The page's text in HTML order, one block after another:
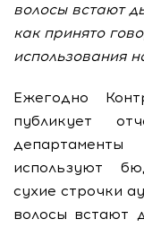
волосы встают
как принято
использования
Ежегодно
публикует
используют
сухие строчки
волосы встают